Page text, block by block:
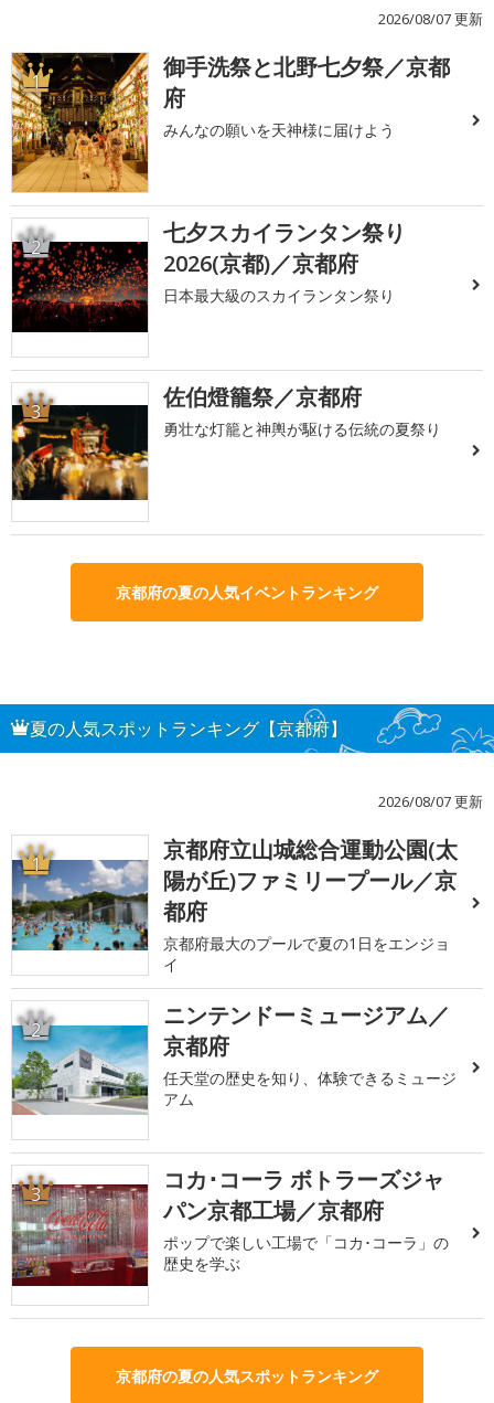
2026/08/07 更新
1
御手洗祭と北野七夕祭／京都
府
みんなの願いを天神様に届けよう
2
七夕スカイランタン祭り
2026(京都)／京都府
日本最大級のスカイランタン祭り
3 佐伯燈籠祭／京都府
勇壮な灯籠と神輿が駆ける伝統の夏祭り
京都府の夏の人気イベントランキング
夏の人気スポットランキング【京都府】
2026/08/07 更新
1
京都府立山城総合運動公園(太
陽が丘)ファミリープール／京
都府
京都府最大のプールで夏の1日をエンジョ
イ
2
ニンテンドーミュージアム／
京都府
任天堂の歴史を知り、体験できるミュージ
アム
3
コカ･コーラ ボトラーズジャ
パン京都工場／京都府
ポップで楽しい工場で「コカ･コーラ」の
歴史を学ぶ
京都府の夏の人気スポットランキング